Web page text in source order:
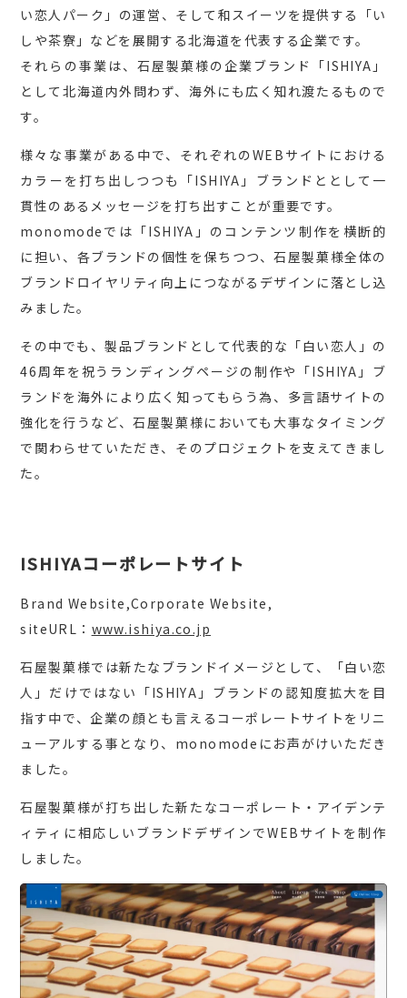
い恋人パーク」の運営、そして和スイーツを提供する「い
しや茶寮」などを展開する北海道を代表する企業です。
それらの事業は、石屋製菓様の企業ブランド「ISHIYA」
として北海道内外問わず、海外にも広く知れ渡たるもので
す。
様々な事業がある中で、それぞれのWEBサイトにおける
カラーを打ち出しつつも「ISHIYA」ブランドととして一
貫性のあるメッセージを打ち出すことが重要です。
monomodeでは「ISHIYA」のコンテンツ制作を横断的
に担い、各ブランドの個性を保ちつつ、石屋製菓様全体の
ブランドロイヤリティ向上につながるデザインに落とし込
みました。
その中でも、製品ブランドとして代表的な「白い恋人」の
46周年を祝うランディングページの制作や「ISHIYA」ブ
ランドを海外により広く知ってもらう為、多言語サイトの
強化を行うなど、石屋製菓様においても大事なタイミング
で関わらせていただき、そのプロジェクトを支えてきまし
た。
ISHIYAコーポレートサイト
Brand Website,Corporate Website,
siteURL： www.ishiya.co.jp
石屋製菓様では新たなブランドイメージとして、「白い恋
人」だけではない「ISHIYA」ブランドの認知度拡大を目
指す中で、企業の顔とも言えるコーポレートサイトをリニ
ューアルする事となり、monomodeにお声がけいただき
ました。
石屋製菓様が打ち出した新たなコーポレート・アイデンテ
ィティに相応しいブランドデザインでWEBサイトを制作
しました。